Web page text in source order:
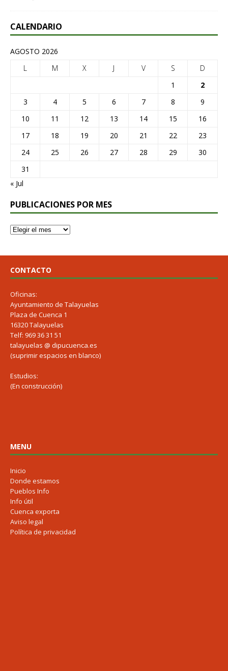
CALENDARIO
AGOSTO 2026
L
M X J V S
D
1
2
3
4 5 6 7 8
9
10
11 12 13 14 15
16
17
18 19 20 21 22
23
24
25 26 27 28 29
30
31
« Jul
PUBLICACIONES POR MES
CONTACTO
Oficinas:
Ayuntamiento de Talayuelas
Plaza de Cuenca 1
16320 Talayuelas
Telf: 969 36 31 51
talayuelas @ dipucuenca.es
(suprimir espacios en blanco)
Estudios:
(En construcción)
MENU
Inicio
Donde estamos
Pueblos Info
Info útil
Cuenca exporta
Aviso legal
Política de privacidad